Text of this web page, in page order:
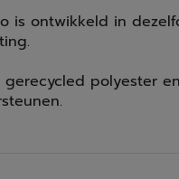
is ontwikkeld in
gerecycled polyester